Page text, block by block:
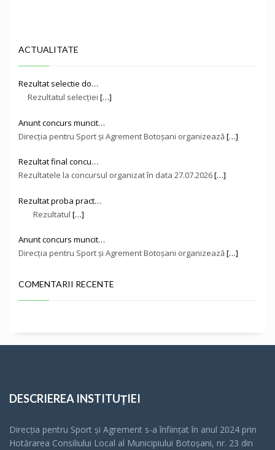
ACTUALITATE
Rezultat selectie do…
Rezultatul selecției […]
Anunt concurs muncit…
Direcţia pentru Sport și Agrement Botoşani organizează[…]
Rezultat final concu…
Rezultatele la concursul organizat în data 27.07.2026[…]
Rezultat proba pract…
Rezultatul […]
Anunt concurs muncit…
Direcţia pentru Sport și Agrement Botoşani organizează[…]
COMENTARII RECENTE
DESCRIEREA INSTITUȚIEI
Direcția pentru Sport și Agrement s-a înfiinţat în anul 2024 prin
Hotărarea Consiliului Local al Municipiului Botoșani, nr. 23 din